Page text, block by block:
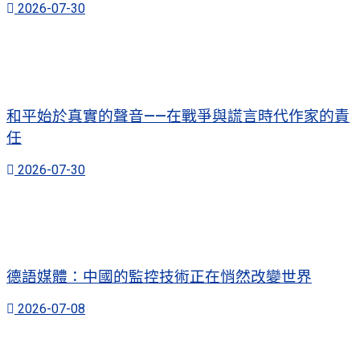
2026-07-30
和平始於真實的聲音——在戰爭與謊言時代作家的責
任
2026-07-30
德語媒體：中國的監控技術正在悄然改變世界
2026-07-08